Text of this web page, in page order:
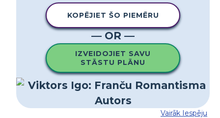
KOPĒJIET ŠO PIEMĒRU
— OR —
IZVEIDOJIET SAVU
STĀSTU PLĀNU
Vairāk Iespēju